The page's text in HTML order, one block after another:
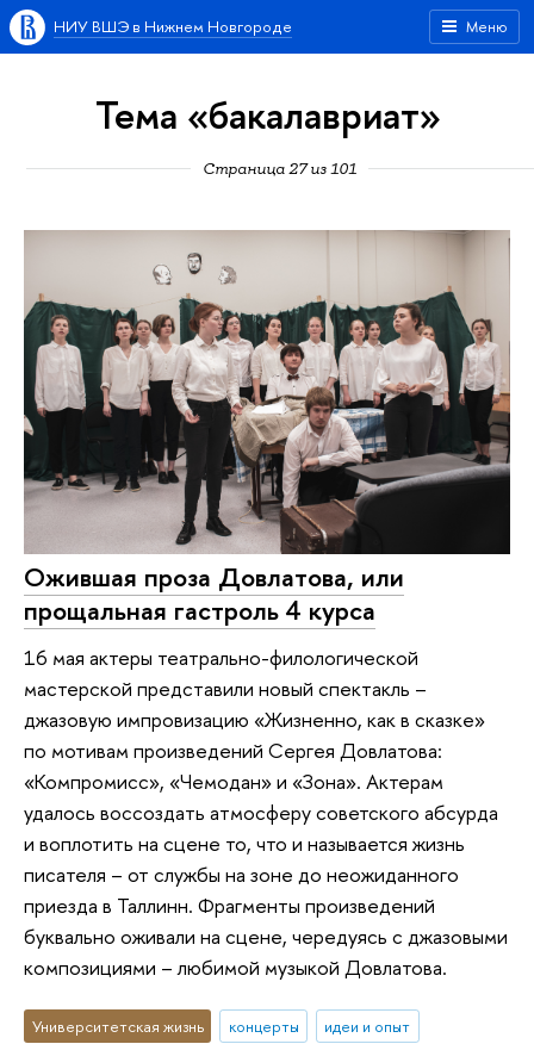
Меню
НИУ ВШЭ в Нижнем Новгороде
Тема «бакалавриат»
Страница 27 из 101
Ожившая проза Довлатова, или
прощальная гастроль 4 курса
16 мая актеры театрально-филологической
мастерской представили новый спектакль –
джазовую импровизацию «Жизненно, как в сказке»
по мотивам произведений Сергея Довлатова:
«Компромисс», «Чемодан» и «Зона». Актерам
удалось воссоздать атмосферу советского абсурда
и воплотить на сцене то, что и называется жизнь
писателя – от службы на зоне до неожиданного
приезда в Таллинн. Фрагменты произведений
буквально оживали на сцене, чередуясь с джазовыми
композициями – любимой музыкой Довлатова.
Университетская жизнь концерты
идеи и опыт